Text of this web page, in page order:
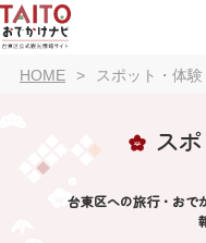
HOME スポット・体験
ス
台東区への旅行・おで